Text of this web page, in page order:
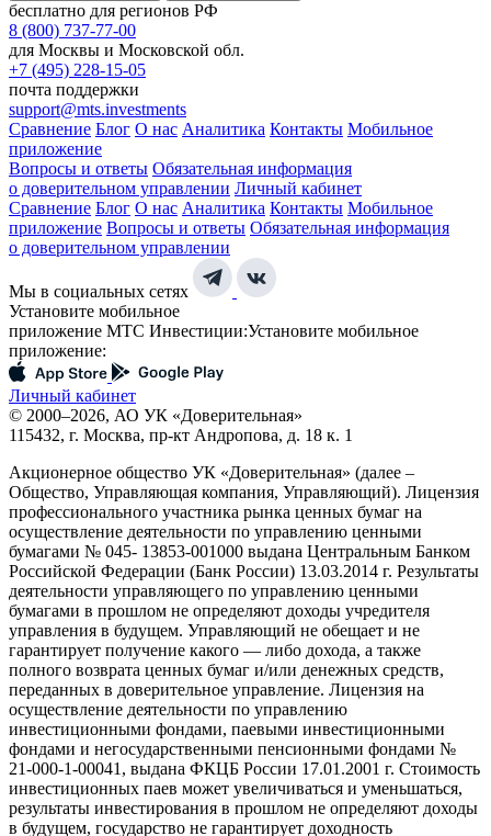
бесплатно для регионов РФ
8 (800) 737-77-00
для Москвы и Московской обл.
+7 (495) 228-15-05
почта поддержки
support@mts.investments
Сравнение Блог О нас Аналитика Контакты Мобильное
приложение
Вопросы и ответы Обязательная информация
о доверительном управлении Личный кабинет
Сравнение Блог О нас Аналитика Контакты Мобильное
приложение Вопросы и ответы Обязательная информация
о доверительном управлении
Мы в социальных сетях
Установите мобильное
приложение МТС Инвестиции:Установите мобильное
приложение:
Личный кабинет
© 2000–2026, АО УК «Доверительная»
115432, г. Москва, пр-кт Андропова, д. 18 к. 1
Акционерное общество УК «Доверительная» (далее –
Общество, Управляющая компания, Управляющий). Лицензия
профессионального участника рынка ценных бумаг на
осуществление деятельности по управлению ценными
бумагами № 045- 13853-001000 выдана Центральным Банком
Российской Федерации (Банк России) 13.03.2014 г. Результаты
деятельности управляющего по управлению ценными
бумагами в прошлом не определяют доходы учредителя
управления в будущем. Управляющий не обещает и не
гарантирует получение какого — либо дохода, а также
полного возврата ценных бумаг и/или денежных средств,
переданных в доверительное управление. Лицензия на
осуществление деятельности по управлению
инвестиционными фондами, паевыми инвестиционными
фондами и негосударственными пенсионными фондами №
21-000-1-00041, выдана ФКЦБ России 17.01.2001 г. Стоимость
инвестиционных паев может увеличиваться и уменьшаться,
результаты инвестирования в прошлом не определяют доходы
в будущем, государство не гарантирует доходность